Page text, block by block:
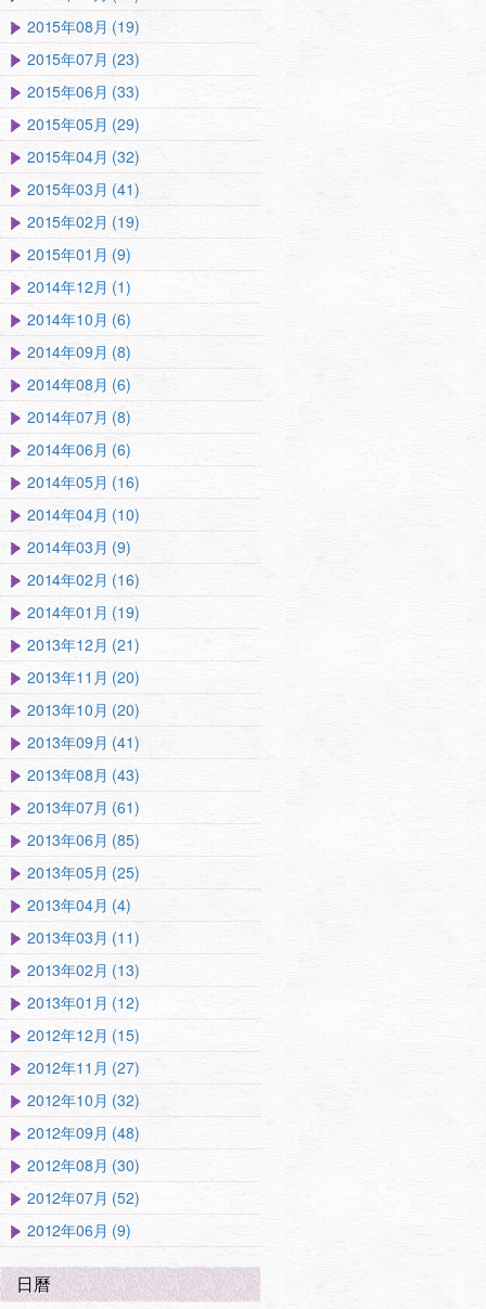
2015年08月 (19)
2015年07月 (23)
2015年06月 (33)
2015年05月 (29)
2015年04月 (32)
2015年03月 (41)
2015年02月 (19)
2015年01月 (9)
2014年12月 (1)
2014年10月 (6)
2014年09月 (8)
2014年08月 (6)
2014年07月 (8)
2014年06月 (6)
2014年05月 (16)
2014年04月 (10)
2014年03月 (9)
2014年02月 (16)
2014年01月 (19)
2013年12月 (21)
2013年11月 (20)
2013年10月 (20)
2013年09月 (41)
2013年08月 (43)
2013年07月 (61)
2013年06月 (85)
2013年05月 (25)
2013年04月 (4)
2013年03月 (11)
2013年02月 (13)
2013年01月 (12)
2012年12月 (15)
2012年11月 (27)
2012年10月 (32)
2012年09月 (48)
2012年08月 (30)
2012年07月 (52)
2012年06月 (9)
日曆